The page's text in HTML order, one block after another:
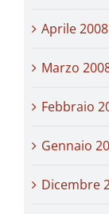
Aprile
Marzo
Febbraio
Gennaio
Dicembre